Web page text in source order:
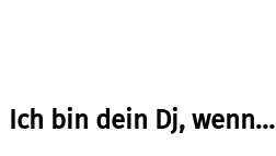
Ich bin dein Dj, wenn...